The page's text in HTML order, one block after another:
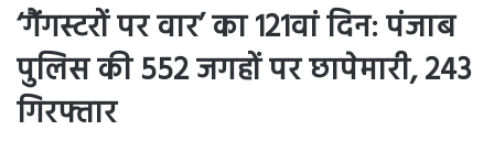
‘गैंगस्टरों पर वार’ का 121वां दिन: पंजाब
पुलिस की 552 जगहों पर छापेमारी, 243
गिरफ्तार